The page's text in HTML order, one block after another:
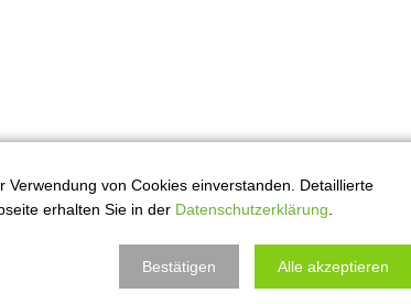
von Cookies einverstanden. Detaillierte
erhalten Sie in der Datenschutzerklärung
Bestätigen Alle akzeptieren